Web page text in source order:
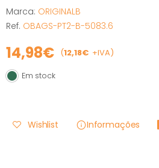
Marca: ORIGINALB
Ref. OBAGS-PT2-B-5083.6
14,98€ (12,18€ +IVA)
Em stock
Em stock
Wishlist Informações